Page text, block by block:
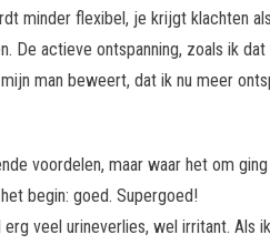
minder flexibel, je krijgt klachten
De actieve ontspanning, zoals ik
man beweert, dat ik nu meer
voordelen, maar waar het om
begin: goed. Supergoed!
veel urineverlies, wel irritant. Als